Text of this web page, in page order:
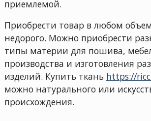
приемлемой.
Приобрести товар в любом
недорого. Можно приобрести
типы материи для пошива,
производства и изготовления
изделий. Купить ткань https://
можно натурального или
происхождения.